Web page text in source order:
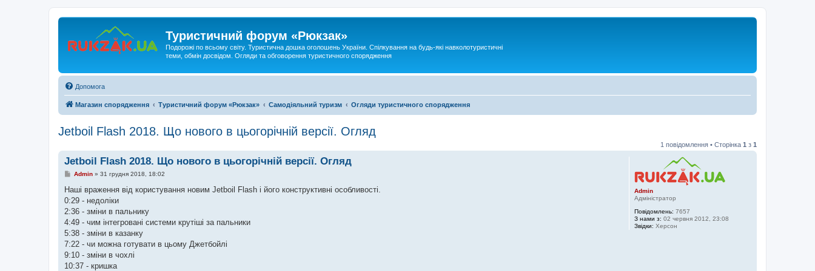
Туристичний форум «Рюкзак»
Подорожі по всьому світу. Туристична дошка оголошень України. Спілкування на будь-які навколотуристичні
теми, обмін досвідом. Огляди та обговорення туристичного спорядження
Допомога
Магазин спорядження Туристичний форум «Рюкзак» Самодіяльний туризм Огляди туристичного спорядження
Jetboil Flash 2018. Що нового в цьогорічній версії. Огляд
1 повідомлення • Сторінка 1 з 1
Admin
Адміністратор
Повідомлень: 7657
З нами з: 02 червня 2012, 23:08
Звідки: Херсон
Jetboil Flash 2018. Що нового в цьогорічній версії. Огляд
П
в
д
о
л
е
н
я
Admin» 31 грудня 2018, 18:02
Наші враження від користування новим Jetboil Flash і його конструктивні особливості.
0:29 - недоліки
2:36 - зміни в пальнику
4:49 - чим інтегровані системи крутіші за пальники
5:38 - зміни в казанку
7:22 - чи можна готувати в цьому Джетбойлі
9:10 - зміни в чохлі
10:37 - кришка